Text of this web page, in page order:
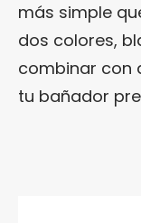
más simple
dos colores,
combinar con
tu bañador